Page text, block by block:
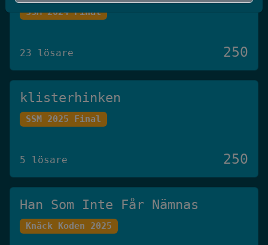
SSM 2024 Final
23 lösare 250
klisterhinken
SSM 2025 Final
5 lösare 250
Han Som Inte Får Nämnas
Knäck Koden 2025